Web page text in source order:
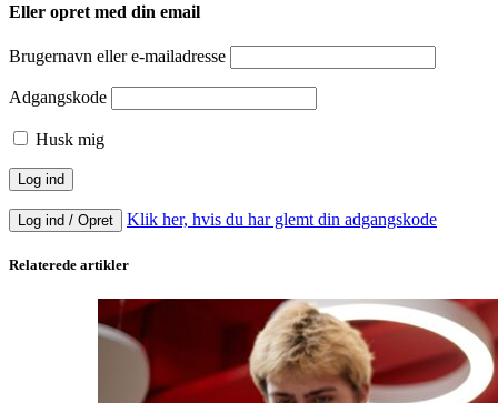
Eller opret med din email
Brugernavn eller e-mailadresse
Adgangskode
Husk mig
Log ind / Opret Klik her, hvis du har glemt din adgangskode
Relaterede artikler